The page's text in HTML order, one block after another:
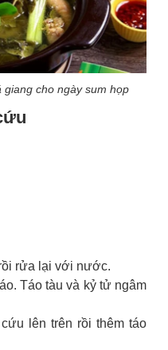
cho ngày sum họp
rửa lại với nước.
Táo tàu và kỷ tử ngâm
lên trên rồi thêm táo